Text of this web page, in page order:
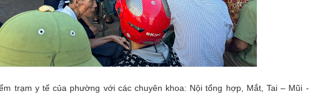
y tế của phường với các chuyên khoa: Nội tổng hợp, Mắt, Tai – Mũi -